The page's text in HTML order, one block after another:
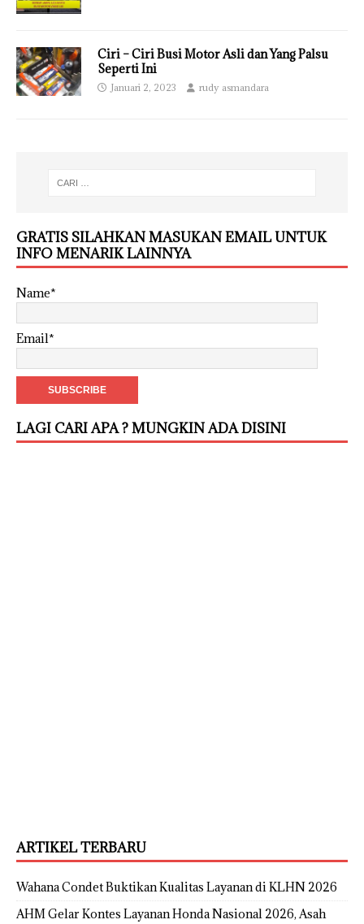
Ciri – Ciri Busi Motor Asli dan Yang Palsu
Seperti Ini
Januari 2, 2023 rudy asmandara
GRATIS SILAHKAN MASUKAN EMAIL UNTUK
INFO MENARIK LAINNYA
Name*
Email*
LAGI CARI APA ? MUNGKIN ADA DISINI
ARTIKEL TERBARU
Wahana Condet Buktikan Kualitas Layanan di KLHN 2026
AHM Gelar Kontes Layanan Honda Nasional 2026, Asah